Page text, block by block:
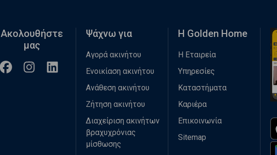
Ακολουθήστε
μας
Ψάχνω για
Αγορά ακινήτου
Ενοικίαση ακινήτου
Ανάθεση ακινήτου
Ζήτηση ακινήτου
Διαχείριση ακινήτων
βραχυχρόνιας
μίσθωσης
Η Golden Home
Η Εταιρεία
Υπηρεσίες
Καταστήματα
Καριέρα
Επικοινωνία
Sitemap